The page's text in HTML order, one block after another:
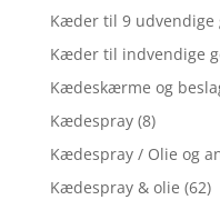
Kæder til 9 udvendige
Kæder til indvendige
Kædeskærme og
Kædespray (8)
Kædespray / Olie og
Kædespray & olie (62)